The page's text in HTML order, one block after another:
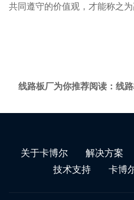
共同遵守的价值观，才能称之为
线路板厂为你推荐阅读： 线
关于卡博尔 解决方案
技术支持
卡博